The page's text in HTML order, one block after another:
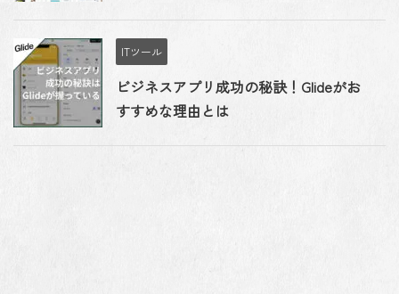
ITツール
ビジネスアプリ成功の秘訣！Glideがお
すすめな理由とは